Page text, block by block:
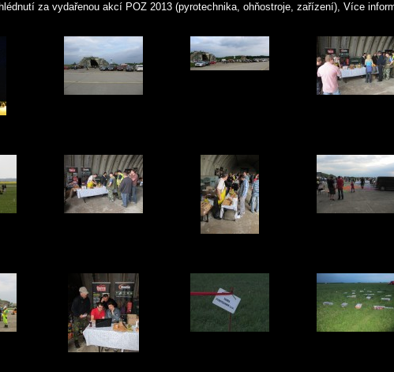
za vydařenou akcí POZ 2013 (pyrotechnika, ohňostroje, zařízení), Více